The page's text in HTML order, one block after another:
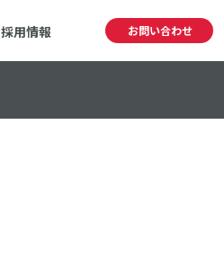
採用情報 お問い合わせ